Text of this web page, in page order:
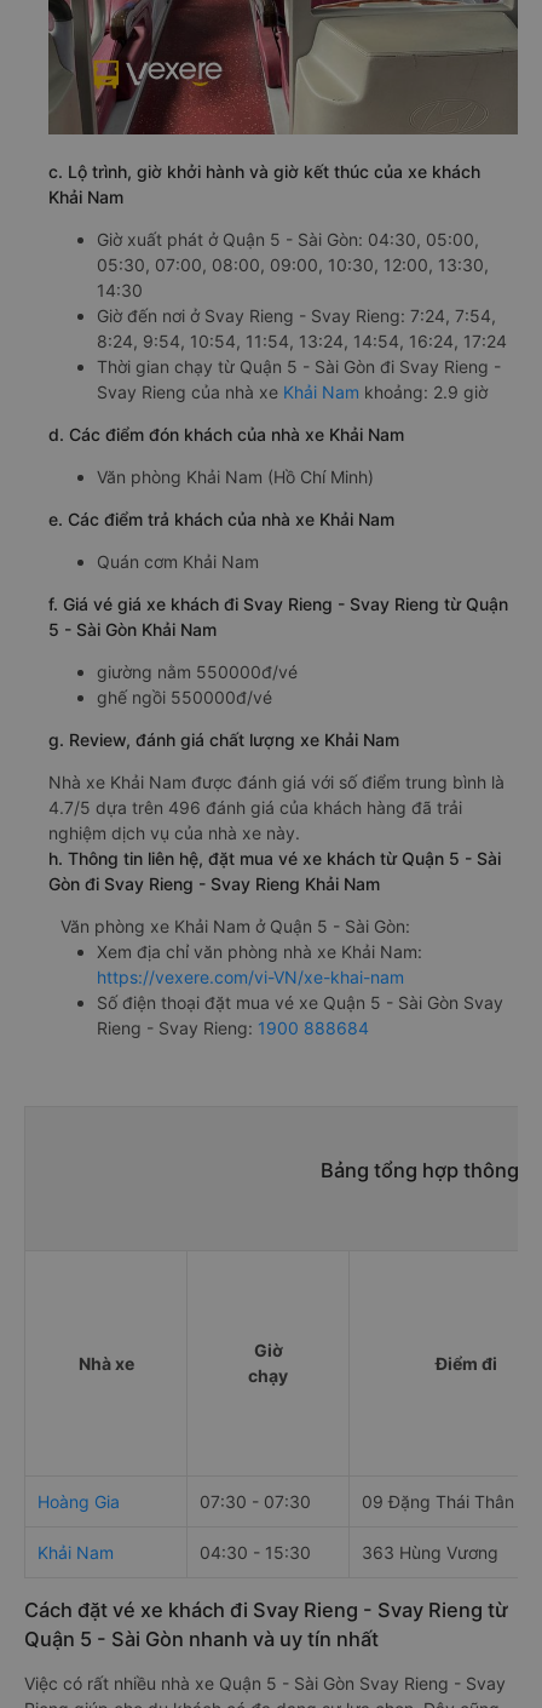
c. Lộ trình, giờ khởi hành và giờ kết thúc của xe khách
Khải Nam
Giờ xuất phát ở Quận 5 - Sài Gòn: 04:30, 05:00,
05:30, 07:00, 08:00, 09:00, 10:30, 12:00, 13:30,
14:30
Giờ đến nơi ở Svay Rieng - Svay Rieng: 7:24, 7:54,
8:24, 9:54, 10:54, 11:54, 13:24, 14:54, 16:24, 17:24
Thời gian chạy từ Quận 5 - Sài Gòn đi Svay Rieng -
Svay Rieng của nhà xe Khải Nam khoảng: 2.9 giờ
d. Các điểm đón khách của nhà xe Khải Nam
Văn phòng Khải Nam (Hồ Chí Minh)
e. Các điểm trả khách của nhà xe Khải Nam
Quán cơm Khải Nam
f. Giá vé giá xe khách đi Svay Rieng - Svay Rieng từ Quận
5 - Sài Gòn Khải Nam
giường nằm 550000đ/vé
ghế ngồi 550000đ/vé
g. Review, đánh giá chất lượng xe Khải Nam
Nhà xe Khải Nam được đánh giá với số điểm trung bình là
4.7/5 dựa trên 496 đánh giá của khách hàng đã trải
nghiệm dịch vụ của nhà xe này.
h. Thông tin liên hệ, đặt mua vé xe khách từ Quận 5 - Sài
Gòn đi Svay Rieng - Svay Rieng Khải Nam
Văn phòng xe Khải Nam ở Quận 5 - Sài Gòn:
Xem địa chỉ văn phòng nhà xe Khải Nam:
https://vexere.com/vi-VN/xe-khai-nam
Số điện thoại đặt mua vé xe Quận 5 - Sài Gòn Svay
Rieng - Svay Rieng: 1900 888684
Bảng tổng hợp thông
Nhà xe
Giờ
chạy
Điểm đi
Hoàng Gia 07:30 - 07:30 09 Đặng Thái Thân
Khải Nam 04:30 - 15:30 363 Hùng Vương
Cách đặt vé xe khách đi Svay Rieng - Svay Rieng từ
Quận 5 - Sài Gòn nhanh và uy tín nhất
Việc có rất nhiều nhà xe Quận 5 - Sài Gòn Svay Rieng - Svay